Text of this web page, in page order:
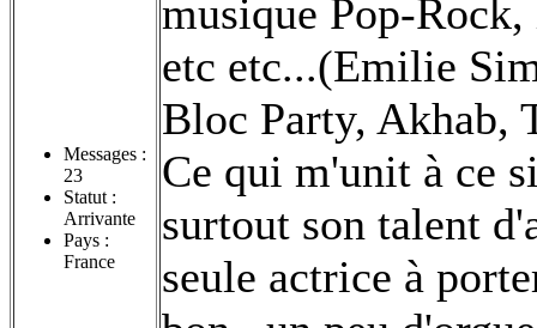
Messages :
23
Statut :
Arrivante
Pays :
France
musique Pop-
etc etc...(Emilie
Bloc Party, Akhab,
Ce qui m'unit à ce
surtout son talent
seule actrice à